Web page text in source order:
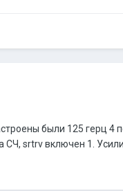
были 125 герц 4
srtrv включен 1.